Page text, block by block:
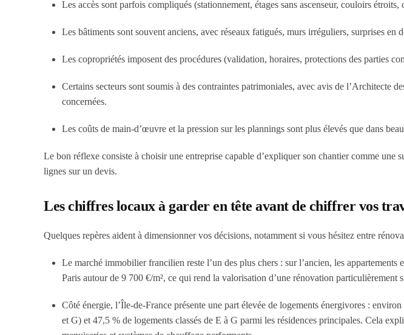
Les accès sont parfois compliqués (stationnement, étages sans ascenseur, couloirs étroits,
Les bâtiments sont souvent anciens, avec réseaux fatigués, murs irréguliers, surprises en
Les copropriétés imposent des procédures (validation, horaires, protections des parties
Certains secteurs sont soumis à des contraintes patrimoniales, avec avis de l’Architecte
concernées.
Les coûts de main-d’œuvre et la pression sur les plannings sont plus élevés que dans
Le bon réflexe consiste à choisir une entreprise capable d’expliquer son chantier comme une
lignes sur un devis.
Les chiffres locaux à garder en tête avant de chiffrer vos
Quelques repères aident à dimensionner vos décisions, notamment si vous hésitez entre
Le marché immobilier francilien reste l’un des plus chers : sur l’ancien, les appartements
Paris autour de 9 700 €/m², ce qui rend la valorisation d’une rénovation particulièrement
Côté énergie, l’Île-de-France présente une part élevée de logements énergivores :
et G) et 47,5 % de logements classés de E à G parmi les résidences principales. Cela